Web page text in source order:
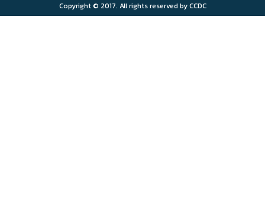
PM2.5
Copyright © 2017. All rights reserved by CCDC